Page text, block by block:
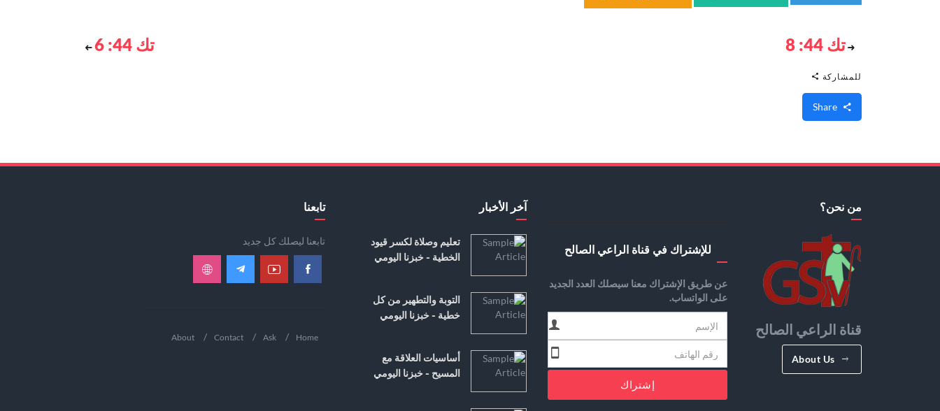
تك 44: 8 تك 44: 6
للمشاركة
من نحن؟
قناة الراعي الصالح
About Us
للإشتراك في قناة الراعي الصالح
عن طريق الإشتراك معنا سيصلك العدد الجديد
على الواتساب.
إشتراك
آخر الأخبار
تعليم وصلاة لكسر قيود
الخطية - خبزنا اليومي
التوبة والتطهير من كل
خطية - خبزنا اليومي
أساسيات العلاقة مع
المسيح - خبزنا اليومي
تابعنا
تابعنا ليصلك كل جديد
Home
Ask
Contact
About